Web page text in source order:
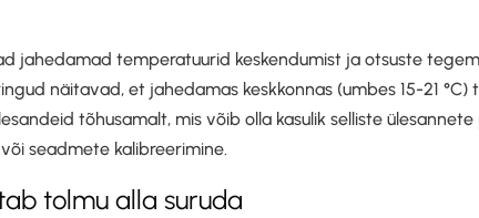
jahedamad temperatuurid keskendumist ja otsuste
näitavad, et jahedamas keskkonnas (umbes 15-21
tõhusamalt, mis võib olla kasulik selliste ülesannete
seadmete kalibreerimine.
tolmu alla suruda